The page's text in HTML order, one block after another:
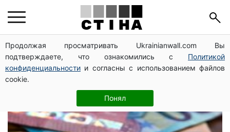
Продолжая просматривать Ukrainianwall.com Вы
подтверждаете, что ознакомились с Политикой
конфиденциальности и согласны с использованием файлов
cookie.
Понял
финансовая помощь